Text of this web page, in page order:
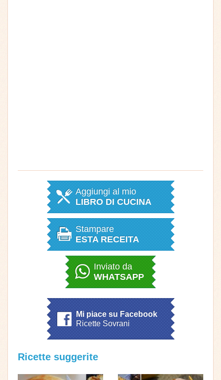
Aggiungi al mio
LIBRO DI CUCINA
Stampare
ESTA RECEITA
Inviato da
WHATSAPP
Mi piace su Facebook
Ricette Sovrani
Ricette suggerite